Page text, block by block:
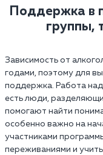
Поддержка в
группы,
Зависимость от
годами, поэтому для
поддержка. Работа
есть люди,
помогают найти
особенно важно на
участниками
переживаниями и